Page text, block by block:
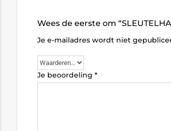
Wees de eerste om
Je e-mailadres wordt niet
Je beoordeling *